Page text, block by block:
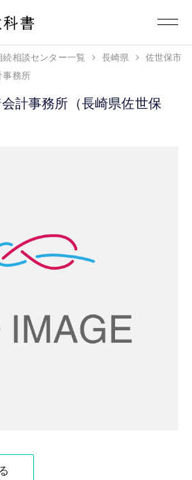
続相談センター一覧 長崎県
佐世保市
事務所
計事務所（長崎県佐世保